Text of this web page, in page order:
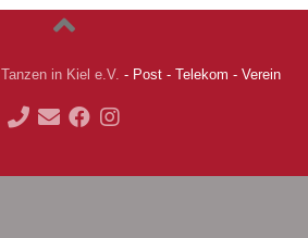
Tanzen in Kiel e.V. - Post - Telekom - Verein